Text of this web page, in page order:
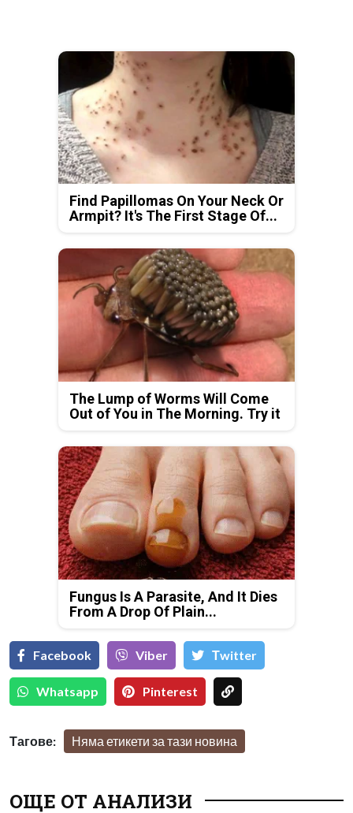
Find Papillomas On Your Neck Or
Armpit? It's The First Stage Of...
The Lump of Worms Will Come
Out of You in The Morning. Try it
Fungus Is A Parasite, And It Dies
From A Drop Of Plain...
Facebook Viber Тwitter
Whatsapp Pinterest
Тагове: Няма етикети за тази новина
ОЩЕ ОТ АНАЛИЗИ